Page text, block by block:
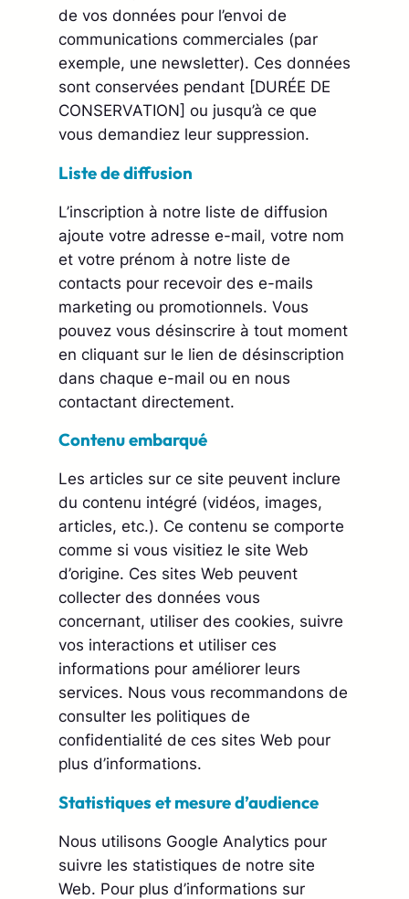
de vos données pour l’envoi de
communications commerciales (par
exemple, une newsletter). Ces données
sont conservées pendant [DURÉE DE
CONSERVATION] ou jusqu’à ce que
vous demandiez leur suppression.
Liste de diffusion
L’inscription à notre liste de diffusion
ajoute votre adresse e-mail, votre nom
et votre prénom à notre liste de
contacts pour recevoir des e-mails
marketing ou promotionnels. Vous
pouvez vous désinscrire à tout moment
en cliquant sur le lien de désinscription
dans chaque e-mail ou en nous
contactant directement.
Contenu embarqué
Les articles sur ce site peuvent inclure
du contenu intégré (vidéos, images,
articles, etc.). Ce contenu se comporte
comme si vous visitiez le site Web
d’origine. Ces sites Web peuvent
collecter des données vous
concernant, utiliser des cookies, suivre
vos interactions et utiliser ces
informations pour améliorer leurs
services. Nous vous recommandons de
consulter les politiques de
confidentialité de ces sites Web pour
plus d’informations.
Statistiques et mesure d’audience
Nous utilisons Google Analytics pour
suivre les statistiques de notre site
Web. Pour plus d’informations sur